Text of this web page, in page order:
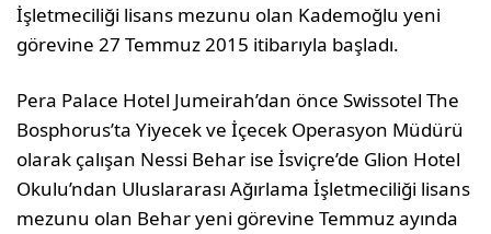
İşletmeciliği lisans mezunu olan Kademoğlu yeni
görevine 27 Temmuz 2015 itibarıyla başladı.
Pera Palace Hotel Jumeirah’dan önce Swissotel The
Bosphorus’ta Yiyecek ve İçecek Operasyon Müdürü
olarak çalışan Nessi Behar ise İsviçre’de Glion Hotel
Okulu’ndan Uluslararası Ağırlama İşletmeciliği lisans
mezunu olan Behar yeni görevine Temmuz ayında